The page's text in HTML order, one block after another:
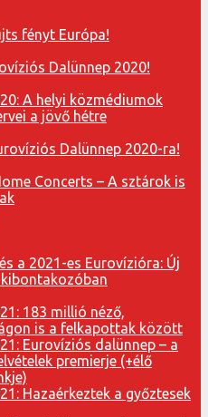
fényt Európa!
Dalünnep 2020!
A helyi közmédiumok
a jövő hétre
Dalünnep 2020-ra!
Concerts – A sztárok is
a 2021-es Eurovízióra: Új
183 millió néző,
is a felkapottak között
Eurovíziós dalünnep – a
premierje (+élő
Hazaérkeztek a győztesek